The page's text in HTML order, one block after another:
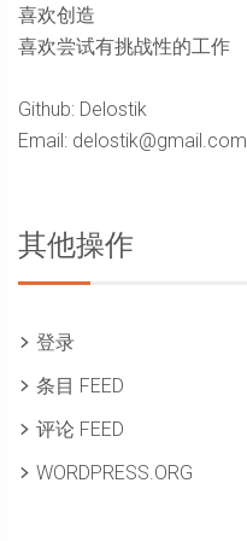
喜欢创造
喜欢尝试有挑战性的工作
Github: Delostik
Email: delostik@gmail.com
其他操作
登录
条目 FEED
评论 FEED
WORDPRESS.ORG